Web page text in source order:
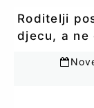
Roditelji
djecu, a ne